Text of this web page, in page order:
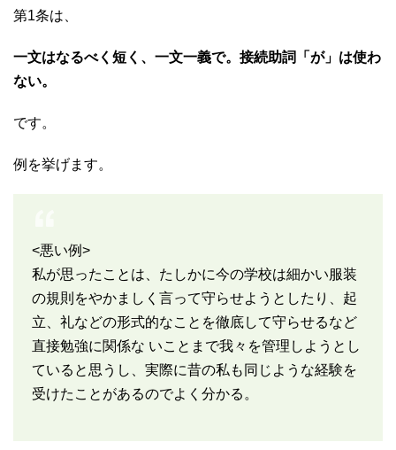
第1条は、
一文はなるべく短く、一文一義で。接続助詞「が」は使わ
ない。
です。
例を挙げます。
<悪い例>
私が思ったことは、たしかに今の学校は細かい服装
の規則をやかましく言って守らせようとしたり、起
立、礼などの形式的なことを徹底して守らせるなど
直接勉強に関係な いことまで我々を管理しようとし
ていると思うし、実際に昔の私も同じような経験を
受けたことがあるのでよく分かる。